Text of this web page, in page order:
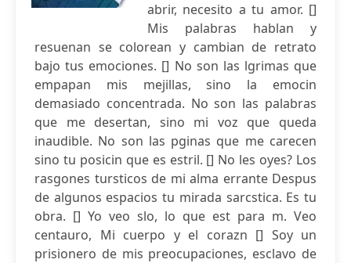
abrir, necesito a tu amor. []
Mis palabras hablan y
resuenan se colorean y cambian de retrato
bajo tus emociones. [] No son las lgrimas que
empapan mis mejillas, sino la emocin
demasiado concentrada. No son las palabras
que me desertan, sino mi voz que queda
inaudible. No son las pginas que me carecen
sino tu posicin que es estril. [] No les oyes? Los
rasgones tursticos de mi alma errante Despus
de algunos espacios tu mirada sarcstica. Es tu
obra. [] Yo veo slo, lo que est para m. Veo
centauro, Mi cuerpo y el corazn [] Soy un
prisionero de mis preocupaciones, esclavo de